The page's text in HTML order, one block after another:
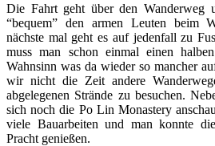
Die Fahrt geht über den Wanderweg
“bequem” den armen Leuten beim
nächste mal geht es auf jedenfall zu
muss man schon einmal einen
Wahnsinn was da wieder so mancher
wir nicht die Zeit andere
abgelegenen Strände zu besuchen.
sich noch die Po Lin Monastery
viele Bauarbeiten und man konnte
Pracht genießen.